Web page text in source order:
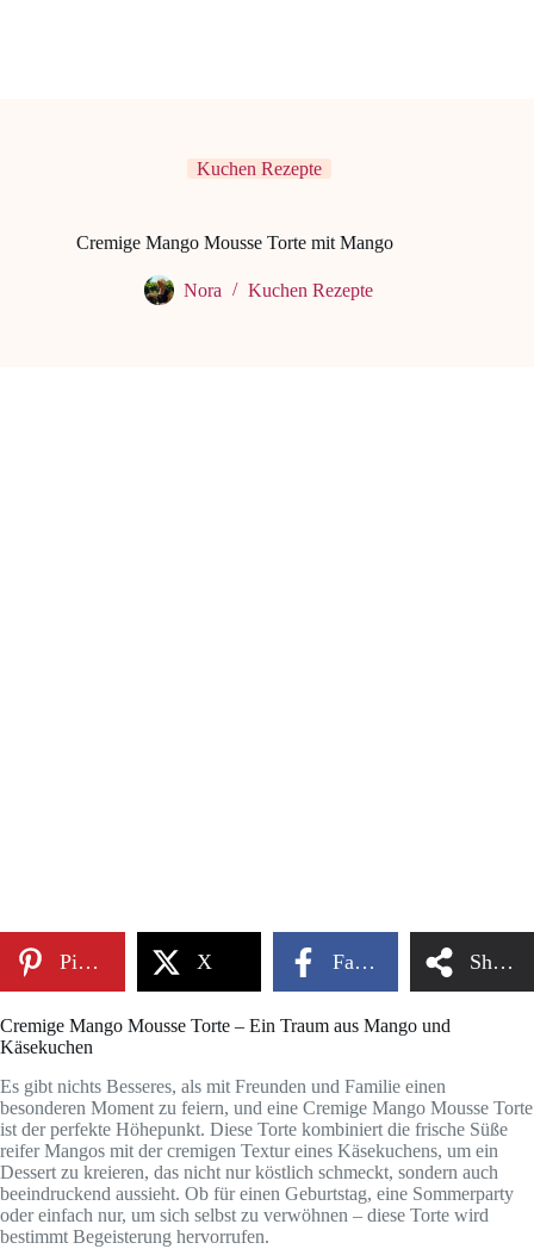
Kuchen Rezepte
Cremige Mango Mousse Torte mit Mango
Nora Kuchen Rezepte
Pinterest X Facebook Share
Cremige Mango Mousse Torte – Ein Traum aus Mango und
Käsekuchen
Es gibt nichts Besseres, als mit Freunden und Familie einen
besonderen Moment zu feiern, und eine Cremige Mango Mousse Torte
ist der perfekte Höhepunkt. Diese Torte kombiniert die frische Süße
reifer Mangos mit der cremigen Textur eines Käsekuchens, um ein
Dessert zu kreieren, das nicht nur köstlich schmeckt, sondern auch
beeindruckend aussieht. Ob für einen Geburtstag, eine Sommerparty
oder einfach nur, um sich selbst zu verwöhnen – diese Torte wird
bestimmt Begeisterung hervorrufen.